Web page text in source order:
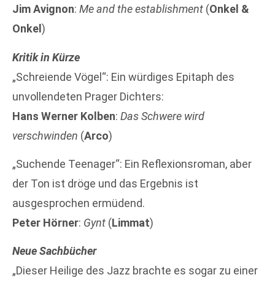
Jim Avignon: Me and the establishment (Onkel &
Onkel )
Kritik in Kürze
„Schreiende Vögel“: Ein würdiges Epitaph des
unvollendeten Prager Dichters:
Hans Werner Kolben: Das Schwere wird
verschwinden (Arco)
„Suchende Teenager“: Ein Reflexionsroman, aber
der Ton ist dröge und das Ergebnis ist
ausgesprochen ermüdend.
Peter Hörner: Gynt (Limmat)
Neue Sachbücher
„Dieser Heilige des Jazz brachte es sogar zu einer